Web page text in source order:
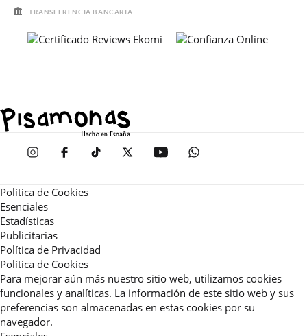
TRANSFERENCIA BANCARIA
Política de Cookies
Esenciales
Estadísticas
Publicitarias
Política de Privacidad
Política de Cookies
Para mejorar aún más nuestro sitio web, utilizamos cookies
funcionales y analíticas. La información de este sitio web y sus
preferencias son almacenadas en estas cookies por su
navegador.